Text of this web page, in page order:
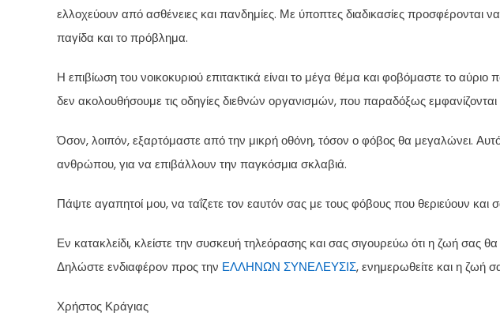
ελλοχεύουν από ασθένειες και πανδημίες. Με ύποπτες διαδικασίες προσφέρονται
παγίδα και το πρόβλημα.
Η επιβίωση του νοικοκυριού επιτακτικά είναι το μέγα θέμα και φοβόμαστε το
δεν ακολουθήσουμε τις οδηγίες διεθνών οργανισμών, που παραδόξως
Όσον, λοιπόν, εξαρτόμαστε από την μικρή οθόνη, τόσον ο φόβος θα μεγαλώνει.
ανθρώπου, για να επιβάλλουν την παγκόσμια σκλαβιά.
Πάψτε αγαπητοί μου, να ταΐζετε τον εαυτόν σας με τους φόβους που θεριεύουν και
Εν κατακλείδι, κλείστε την συσκευή τηλεόρασης και σας σιγουρεύω ότι η ζωή σας
Δηλώστε ενδιαφέρον προς την ΕΛΛΗΝΩΝ ΣΥΝΕΛΕΥΣΙΣ, ενημερωθείτε και η ζωή
Χρήστος Κράγιας